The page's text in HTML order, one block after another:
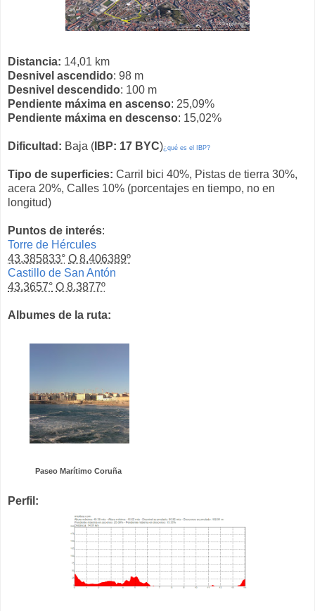
Distancia: 14,01 km
Desnivel ascendido: 98 m
Desnivel descendido: 100 m
Pendiente máxima en ascenso: 25,09%
Pendiente máxima en descenso: 15,02%
Dificultad: Baja ( IBP: 17 BYC)¿qué es el IBP?
Tipo de superficies: Carril bici 40%, Pistas de tierra 30%,
acera 20%, Calles 10% (porcentajes en tiempo, no en
longitud)
Puntos de interés:
Torre de Hércules
43.385833° O 8.406389º
Castillo de San Antón
43.3657° O 8.3877º
Albumes de la ruta:
Paseo Marítimo Coruña
Perfil: